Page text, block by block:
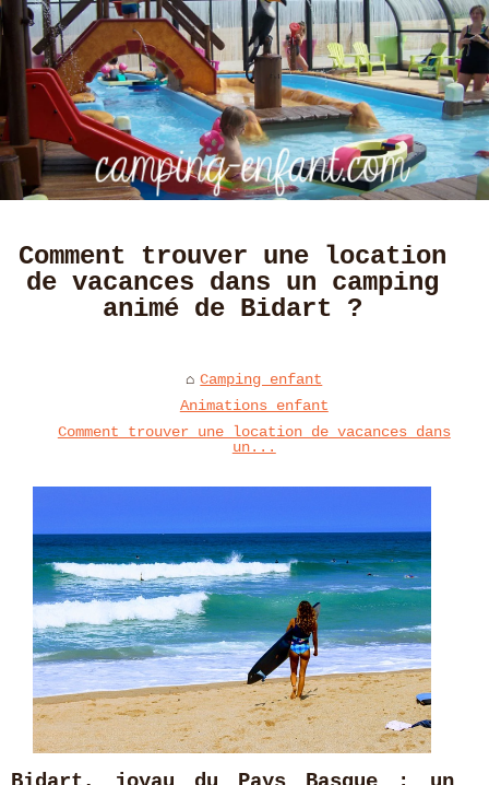
Comment trouver une location
de vacances dans un camping
animé de Bidart ?
Camping enfant
Animations enfant
Comment trouver une location de vacances dans
un...